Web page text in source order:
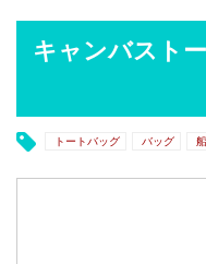
キャンバスト
トートバッグ バッグ